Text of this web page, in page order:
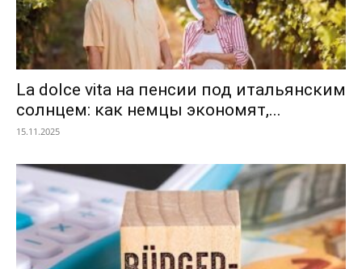
La dolce vita на пенсии под итальянским
солнцем: как немцы экономят,...
15.11.2025